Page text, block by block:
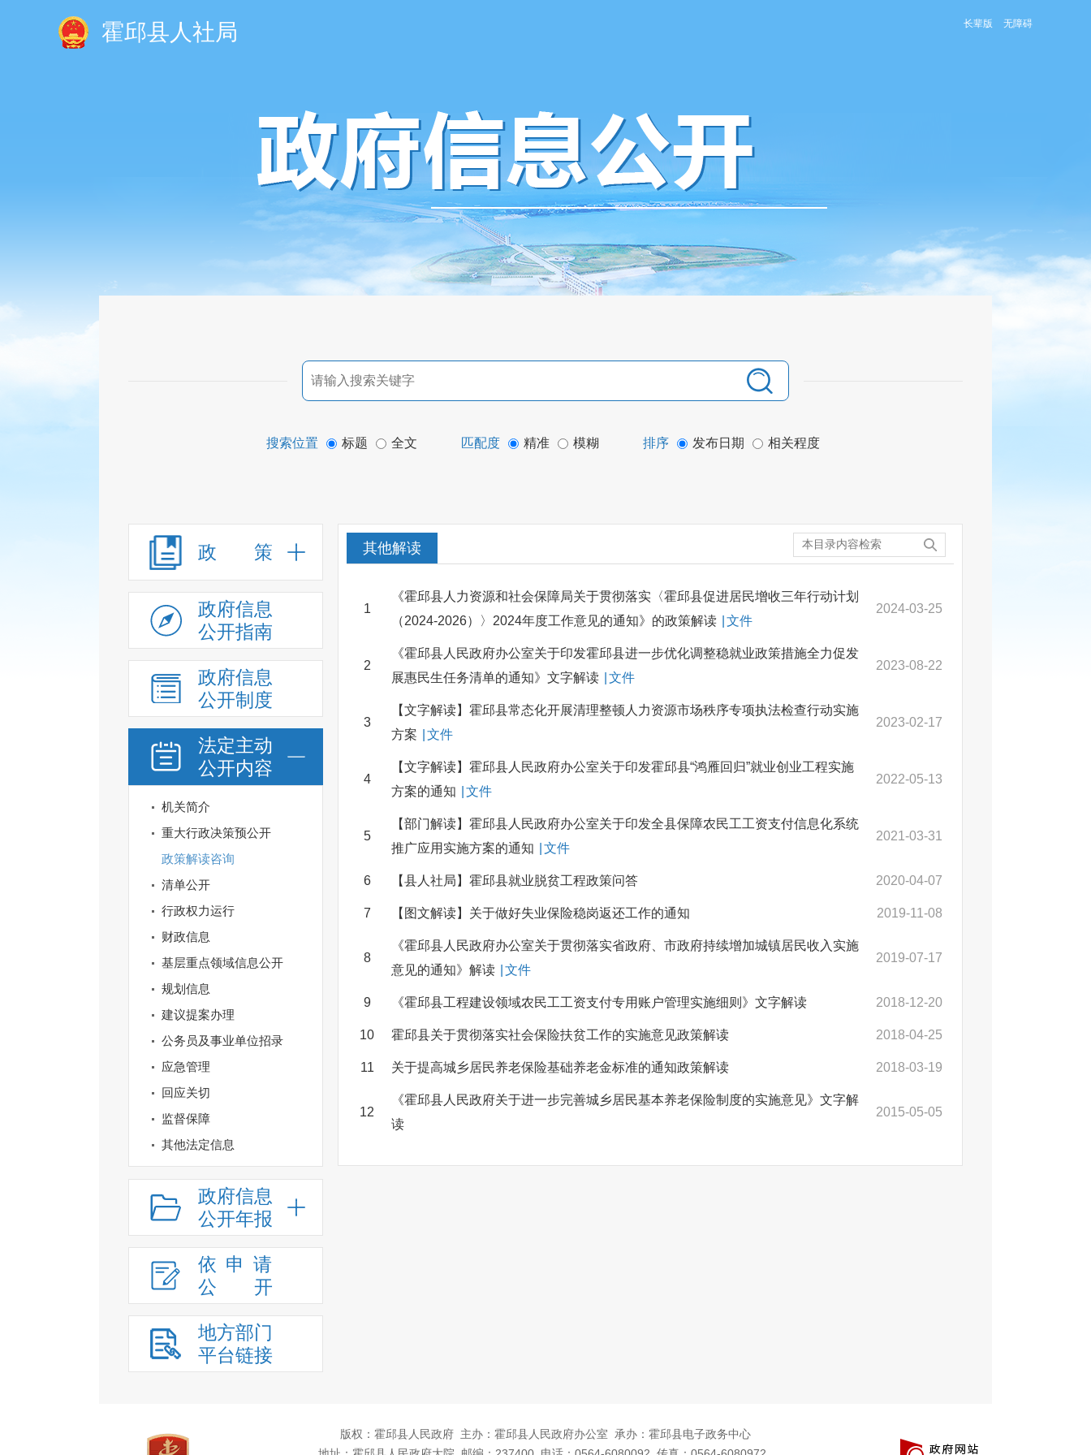
霍邱县人社局 长辈版 无障碍
搜索位置 标题 全文 匹配度 精准 模糊 排序 发布日期 相关程度
政 策
政府信息
公开指南
政府信息
公开制度
法定主动
公开内容
机关简介
重大行政决策预公开
政策解读咨询
清单公开
行政权力运行
财政信息
基层重点领域信息公开
规划信息
建议提案办理
公务员及事业单位招录
应急管理
回应关切
监督保障
其他法定信息
政府信息
公开年报
依申请
公
开
地方部门
平台链接
其他解读
1
《霍邱县人力资源和社会保障局关于贯彻落实〈霍邱县促进居民增收三年行动计划
（2024-2026）〉2024年度工作意见的通知》的政策解读
文件
2024-03-25
2
《霍邱县人民政府办公室关于印发霍邱县进一步优化调整稳就业政策措施全力促发
展惠民生任务清单的通知》文字解读
文件
2023-08-22
3
【文字解读】霍邱县常态化开展清理整顿人力资源市场秩序专项执法检查行动实施
方案
文件
2023-02-17
4
【文字解读】霍邱县人民政府办公室关于印发霍邱县“鸿雁回归”就业创业工程实施
方案的通知
文件
2022-05-13
5
【部门解读】霍邱县人民政府办公室关于印发全县保障农民工工资支付信息化系统
推广应用实施方案的通知
文件
2021-03-31
6 【县人社局】霍邱县就业脱贫工程政策问答 2020-04-07
7 【图文解读】关于做好失业保险稳岗返还工作的通知 2019-11-08
8
《霍邱县人民政府办公室关于贯彻落实省政府、市政府持续增加城镇居民收入实施
意见的通知》解读
文件
2019-07-17
9 《霍邱县工程建设领域农民工工资支付专用账户管理实施细则》文字解读 2018-12-20
10 霍邱县关于贯彻落实社会保险扶贫工作的实施意见政策解读 2018-04-25
11 关于提高城乡居民养老保险基础养老金标准的通知政策解读 2018-03-19
12
《霍邱县人民政府关于进一步完善城乡居民基本养老保险制度的实施意见》文字解
读
2015-05-05
版权：霍邱县人民政府 主办：霍邱县人民政府办公室
承办：霍邱县电子政务中心